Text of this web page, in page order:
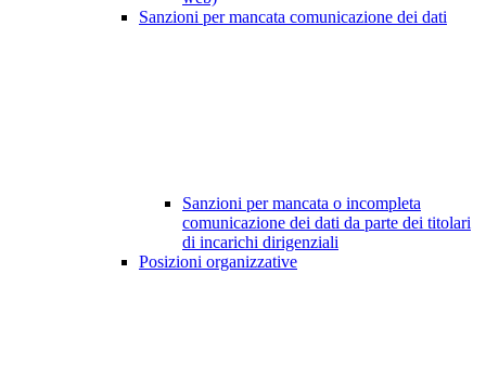
Sanzioni per mancata comunicazione dei dati
Sanzioni per mancata o incompleta
comunicazione dei dati da parte dei titolari
di incarichi dirigenziali
Posizioni organizzative